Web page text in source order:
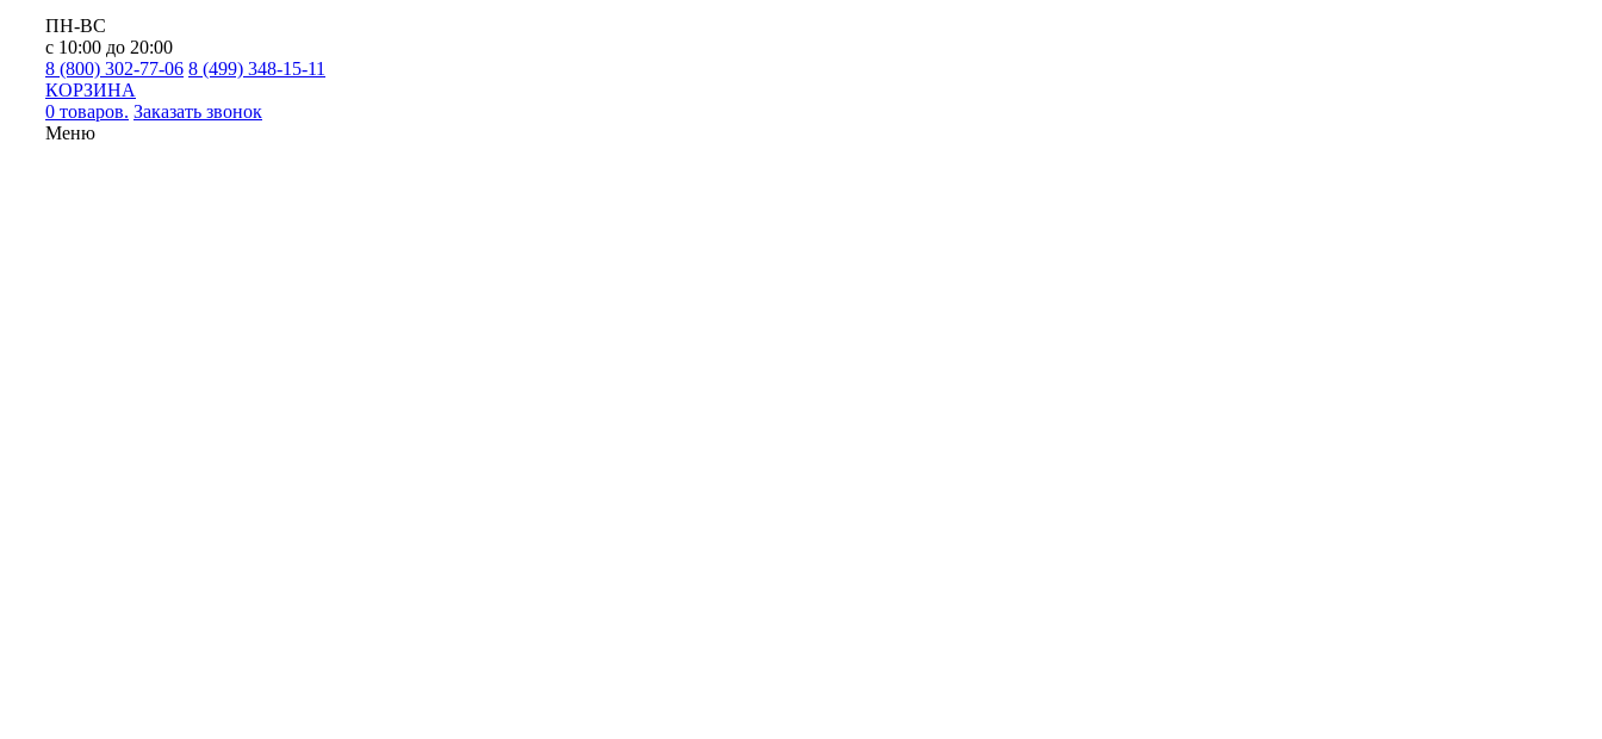
ПН-ВС
с 10:00 до 20:00
8 (800) 302-77-06 8 (499) 348-15-11
КОРЗИНА
0 товаров. Заказать звонок
Меню